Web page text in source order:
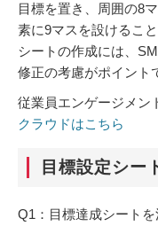
目標を置き、周囲の8
素に9マスを設けるこ
シートの作成には、
修正の考慮がポイント
従業員エンゲージメン
クラウドはこちら
目標設定シー
Q1：目標達成シート